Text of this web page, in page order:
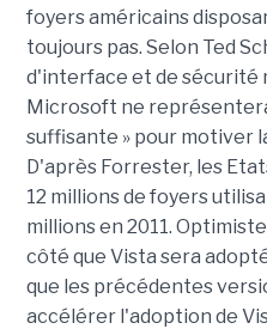
foyers américains
toujours pas. Selon Ted
d'interface et de sécurité
Microsoft ne
suffisante » pour motiver
D'après Forrester, les
12 millions de foyers
millions en 2011.
côté que Vista sera
que les précédentes
accélérer l'adoption de